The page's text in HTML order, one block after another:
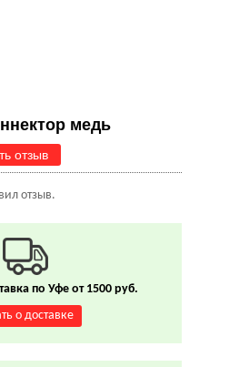
медь
отзыв
отзыв.
по Уфе от 1500 руб.
о доставке